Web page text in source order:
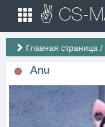
Главная страница /
Anu